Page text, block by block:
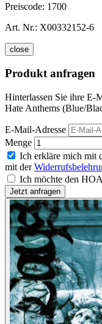
Preiscode: 1700
Art. Nr.: X00332152-6
close
Produkt anfragen
Hinterlassen Sie ihre E-
Hate Anthems (Blue/
E-Mail-Adresse
Menge
Ich erkläre mich mit
mit der
Ich möchte den